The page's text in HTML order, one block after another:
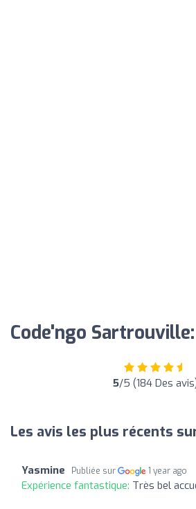
Code'ngo
5/5 (184 Des
Les avis les plus récents
Yasmine Publiée sur 1 year ago
Expérience fantastique: Très bel